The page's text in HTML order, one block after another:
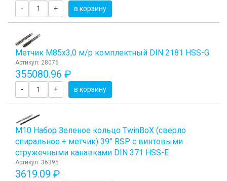
- + в корзину
Метчик М85x3,0 м/р комплектный DIN 2181 HSS-G
Артикул: 28076
355080.96 ₽
- + в корзину
М10 Набор Зеленое кольцо TwinBoХ (сверло
спиральное + метчик) 39° RSP с винтовыми
стружечными канавками DIN 371 HSS-E
Артикул: 36395
3619.09 ₽